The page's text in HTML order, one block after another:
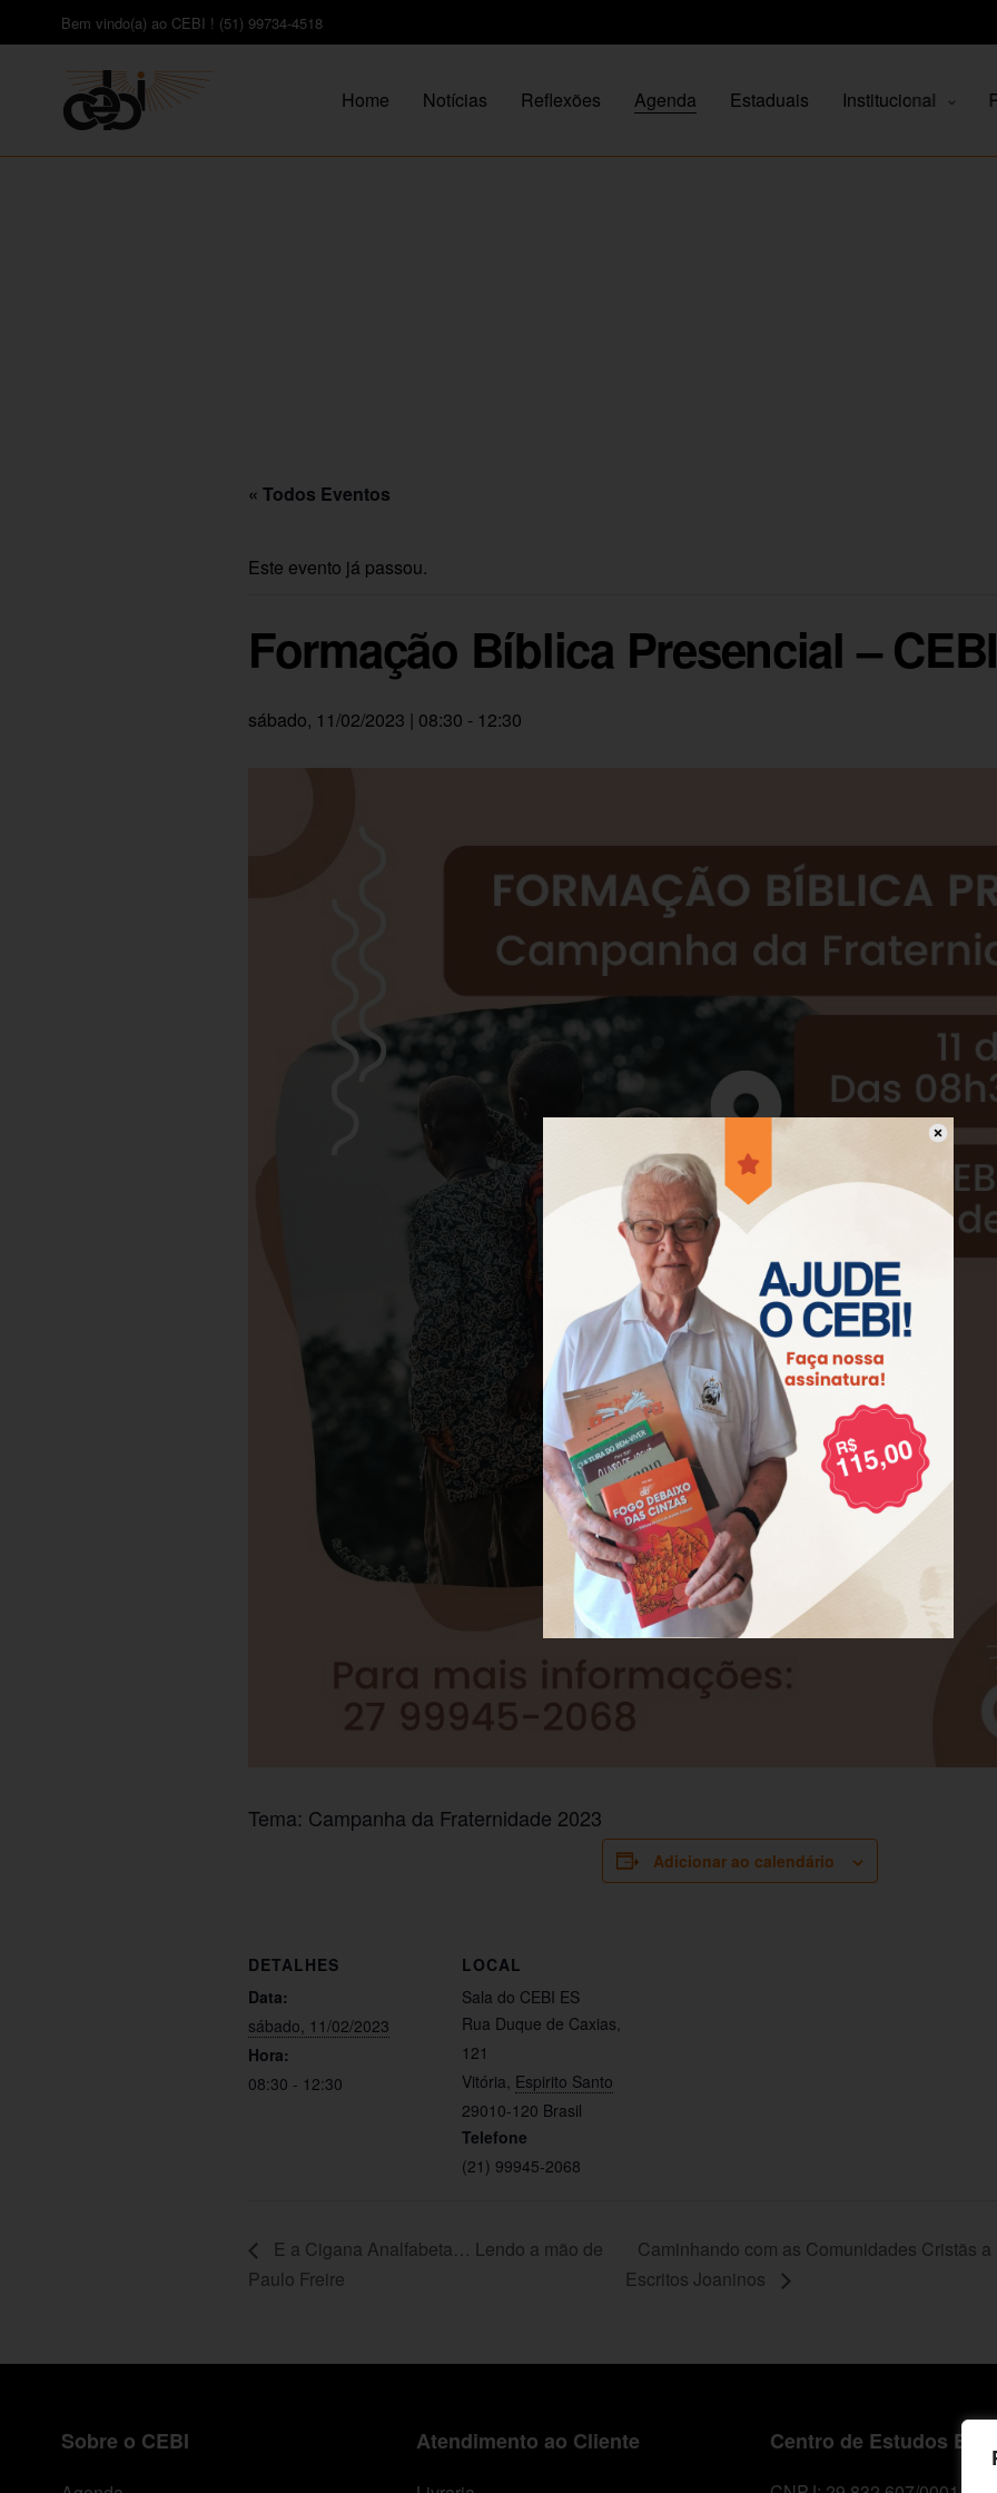
Bem vindo(a) ao CEBI ! (51) 99734-4518
Home Notícias Reflexões Agenda Estaduais Institucional
« Todos Eventos
Este evento já passou.
Formação Bíblica Presencial –
sábado, 11/02/2023 | 08:30 - 12:30
Tema: Campanha da Fraternidade 2023
Adicionar ao calendário
DETALHES
Data:
sábado, 11/02/2023
Hora:
08:30 - 12:30
LOCAL
Sala do CEBI ES
Rua Duque de Caxias,
121
Vitória Espirito Santo
29010-120 Brasil
Telefone
(21) 99945-2068
E a Cigana Analfabeta… Lendo a mão de
Paulo Freire
Caminhando com as Comunidades Cristãs
Escritos Joaninos
Sobre o CEBI Atendimento ao Cliente Centro de Estudos